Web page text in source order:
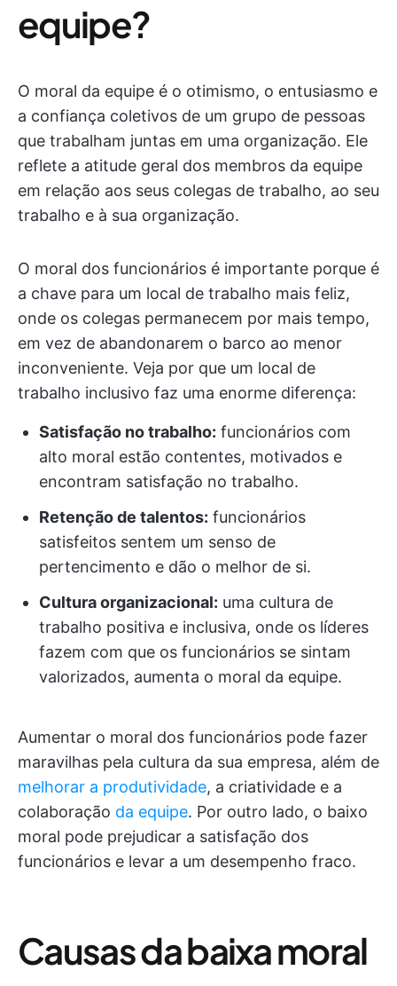
equipe?
O moral da equipe é o otimismo, o entusiasmo e
a confiança coletivos de um grupo de pessoas
que trabalham juntas em uma organização. Ele
reflete a atitude geral dos membros da equipe
em relação aos seus colegas de trabalho, ao seu
trabalho e à sua organização.
O moral dos funcionários é importante porque é
a chave para um local de trabalho mais feliz,
onde os colegas permanecem por mais tempo,
em vez de abandonarem o barco ao menor
inconveniente. Veja por que um local de
trabalho inclusivo faz uma enorme diferença:
Satisfação no trabalho: funcionários com
alto moral estão contentes, motivados e
encontram satisfação no trabalho.
Retenção de talentos: funcionários
satisfeitos sentem um senso de
pertencimento e dão o melhor de si.
Cultura organizacional: uma cultura de
trabalho positiva e inclusiva, onde os líderes
fazem com que os funcionários se sintam
valorizados, aumenta o moral da equipe.
Aumentar o moral dos funcionários pode fazer
maravilhas pela cultura da sua empresa, além de
melhorar a produtividade, a criatividade e a
colaboração da equipe. Por outro lado, o baixo
moral pode prejudicar a satisfação dos
funcionários e levar a um desempenho fraco.
Causas da baixa moral